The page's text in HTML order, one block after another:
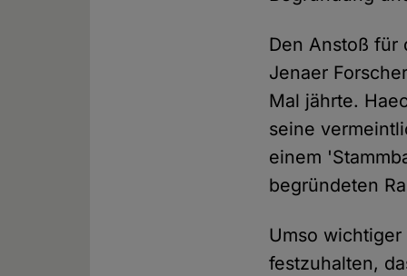
Den Anstoß für
Jenaer
Mal jährte.
seine
einem
begründeten
Umso
festzuhalten,